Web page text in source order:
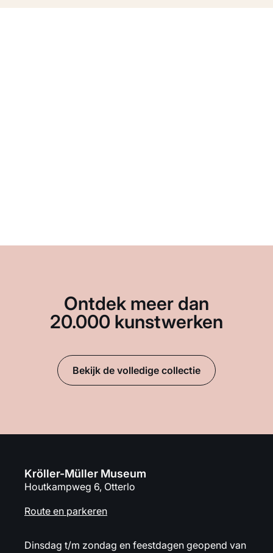
Ontdek meer dan
20.000 kunstwerken
Bekijk de volledige collectie
Kröller-Müller Museum
Houtkampweg 6, Otterlo
Route en parkeren
Dinsdag t/m zondag en feestdagen geopend van